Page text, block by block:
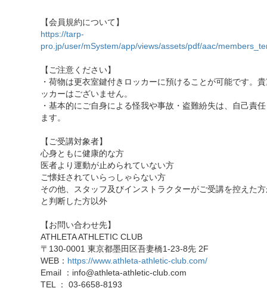
【会員規約について】
https://tarp-
pro.jp/user/mSystem/app/views/assets/pdf/aac/
【ご注意ください】
・荷物は更衣室鍵付きロッカーに預けることが可能です。
ッカーはございません。
・基本的にご自身による怪我や事故・盗難紛失は、自己責
ます。
【ご受講対象者】
心身ともに健康的な方
医者より運動が止められていない方
ご懐妊されていらっしゃらない方
その他、スタッフ及びインストラクターがご受講を控えた
と判断した方以外
【お問い合わせ先】
ATHLETA ATHLETIC CLUB
〒130-0001 東京都墨田区吾妻橋1-23-8先 2F
WEB： https://www.athleta-athletic-club.com/
Email ：info@athleta-athletic-club.com
TEL ： 03-6658-8193